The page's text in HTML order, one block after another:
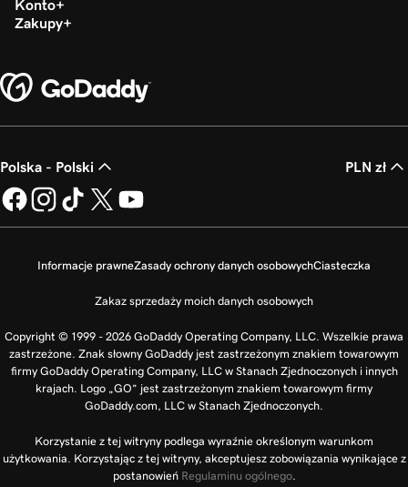
Konto
Zakupy
Polska - Polski PLN zł
Informacje prawneZasady ochrony danych osobowychCiasteczka
Zakaz sprzedaży moich danych osobowych
Copyright © 1999 - 2026 GoDaddy Operating Company, LLC. Wszelkie prawa
zastrzeżone. Znak słowny GoDaddy jest zastrzeżonym znakiem towarowym
firmy GoDaddy Operating Company, LLC w Stanach Zjednoczonych i innych
krajach. Logo „GO” jest zastrzeżonym znakiem towarowym firmy
GoDaddy.com, LLC w Stanach Zjednoczonych.
Korzystanie z tej witryny podlega wyraźnie określonym warunkom
użytkowania. Korzystając z tej witryny, akceptujesz zobowiązania wynikające z
postanowień Regulaminu ogólnego.